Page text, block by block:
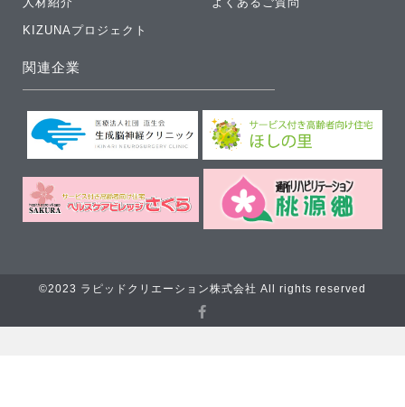
KIZUNAプロジェクト
関連企業
©2023 ラピッドクリエーション株式会社 All rights reserved